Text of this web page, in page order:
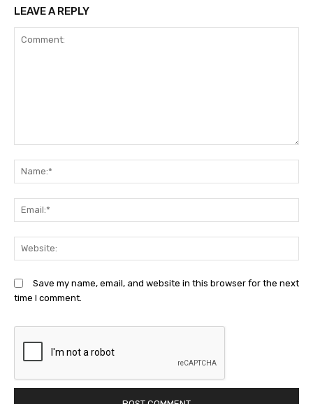
LEAVE A REPLY
Save my name, email, and website in this browser for the next
time I comment.